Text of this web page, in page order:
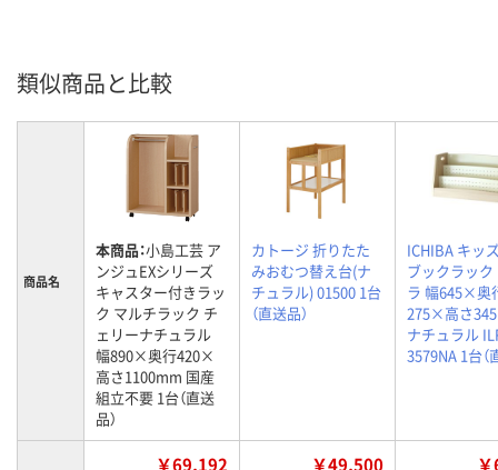
類似商品と比較
商品名
本商品：小島工芸 ア
ンジュEXシリーズ
キャスター付きラッ
ク マルチラック チ
ェリーナチュラル
幅890×奥行420×
高さ1100mm 国産
組立不要 1台（直送
品）
カトージ 折りたた
みおむつ替え台(ナ
チュラル) 01500 1台
（直送品）
ICHIBA キッ
ブックラック
ラ 幅645×奥
275×高さ
ナチュラル
3579NA 1台（
￥69,192 ￥49,500